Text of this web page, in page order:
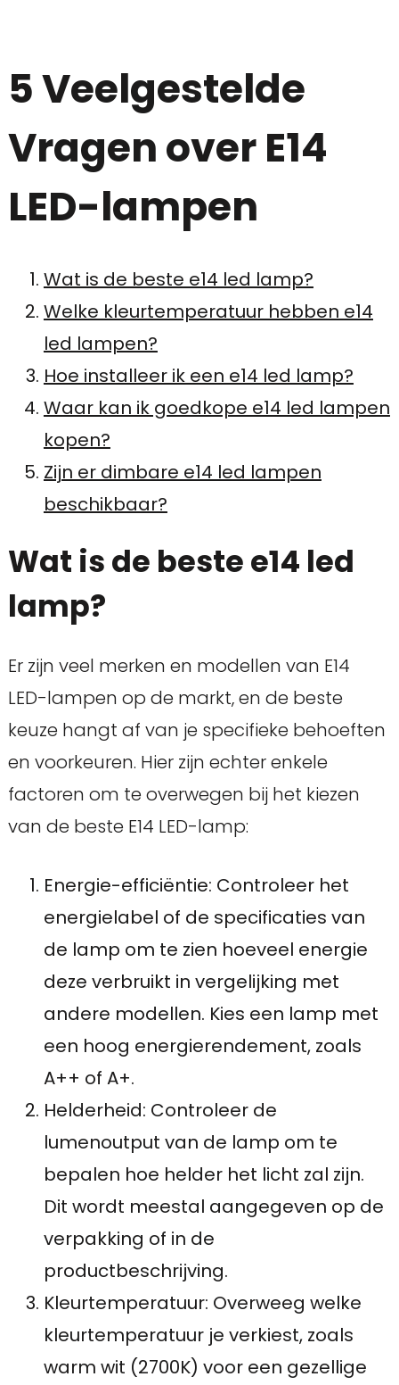
5 Veelgestelde
Vragen over E14
LED-lampen
Wat is de beste e14 led lamp?
Welke kleurtemperatuur hebben e14
led lampen?
Hoe installeer ik een e14 led lamp?
Waar kan ik goedkope e14 led lampen
kopen?
Zijn er dimbare e14 led lampen
beschikbaar?
Wat is de beste e14 led
lamp?
Er zijn veel merken en modellen van E14
LED-lampen op de markt, en de beste
keuze hangt af van je specifieke behoeften
en voorkeuren. Hier zijn echter enkele
factoren om te overwegen bij het kiezen
van de beste E14 LED-lamp:
Energie-efficiëntie: Controleer het
energielabel of de specificaties van
de lamp om te zien hoeveel energie
deze verbruikt in vergelijking met
andere modellen. Kies een lamp met
een hoog energierendement, zoals
A++ of A+.
Helderheid: Controleer de
lumenoutput van de lamp om te
bepalen hoe helder het licht zal zijn.
Dit wordt meestal aangegeven op de
verpakking of in de
productbeschrijving.
Kleurtemperatuur: Overweeg welke
kleurtemperatuur je verkiest, zoals
warm wit (2700K) voor een gezellige